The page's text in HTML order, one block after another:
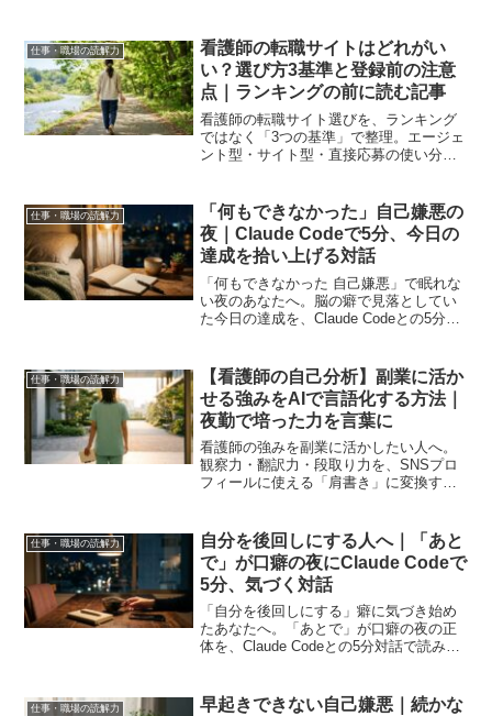
仕事・職場の読解力
看護師の転職サイトはどれがい
い？選び方3基準と登録前の注意
点｜ランキングの前に読む記事
看護師の転職サイト選びを、ランキング
ではなく「3つの基準」で整理。エージェ
ント型・サイト型・直接応募の使い分
で。選ぶのはあなた自身です。
仕事・職場の読解力
「何もできなかった」自己嫌悪の
夜｜Claude Codeで5分、今日の
達成を拾い上げる対話
「何もできなかった 自己嫌悪」で眠れな
い夜のあなたへ。脳の癖で見落としてい
た今日の達成を、Claude Codeとの5分対
仕事・職場の読解力
【看護師の自己分析】副業に活か
せる強みをAIで言語化する方法｜
夜勤で培った力を言葉に
看護師の強みを副業に活かしたい人へ。
観察力・翻訳力・段取り力を、SNSプロ
フィールに使える「肩書き」に変換する
仕事・職場の読解力
自分を後回しにする人へ｜「あと
で」が口癖の夜にClaude Codeで
5分、気づく対話
「自分を後回しにする」癖に気づき始め
たあなたへ。「あとで」が口癖の夜の正
体を、Claude Codeとの5分対話で読み解
仕事・職場の読解力
早起きできない自己嫌悪｜続かな